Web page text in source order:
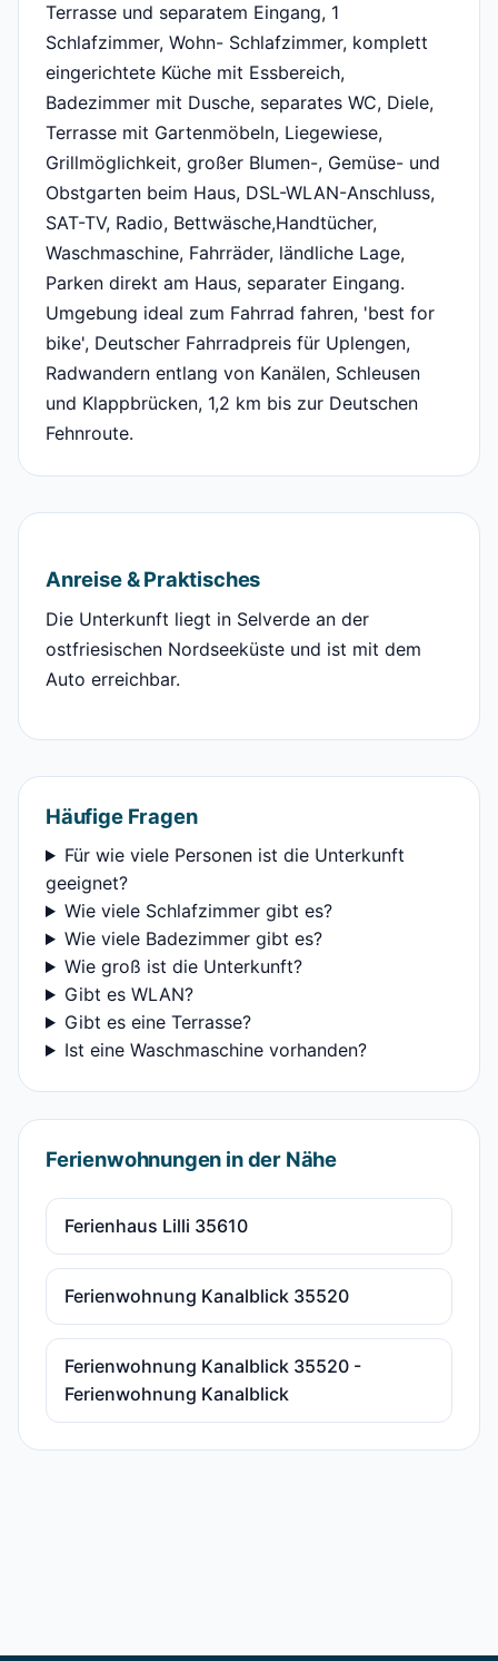
Terrasse und separatem Eingang, 1
Schlafzimmer, Wohn- Schlafzimmer, komplett
eingerichtete Küche mit Essbereich,
Badezimmer mit Dusche, separates WC, Diele,
Terrasse mit Gartenmöbeln, Liegewiese,
Grillmöglichkeit, großer Blumen-, Gemüse- und
Obstgarten beim Haus, DSL-WLAN-Anschluss,
SAT-TV, Radio, Bettwäsche,Handtücher,
Waschmaschine, Fahrräder, ländliche Lage,
Parken direkt am Haus, separater Eingang.
Umgebung ideal zum Fahrrad fahren, 'best for
bike', Deutscher Fahrradpreis für Uplengen,
Radwandern entlang von Kanälen, Schleusen
und Klappbrücken, 1,2 km bis zur Deutschen
Fehnroute.
Anreise & Praktisches
Die Unterkunft liegt in Selverde an der
ostfriesischen Nordseeküste und ist mit dem
Auto erreichbar.
Häufige Fragen
Für wie viele Personen ist die Unterkunft
geeignet?
Wie viele Schlafzimmer gibt es?
Wie viele Badezimmer gibt es?
Wie groß ist die Unterkunft?
Gibt es WLAN?
Gibt es eine Terrasse?
Ist eine Waschmaschine vorhanden?
Ferienwohnungen in der Nähe
Ferienhaus Lilli 35610
Ferienwohnung Kanalblick 35520
Ferienwohnung Kanalblick 35520 -
Ferienwohnung Kanalblick